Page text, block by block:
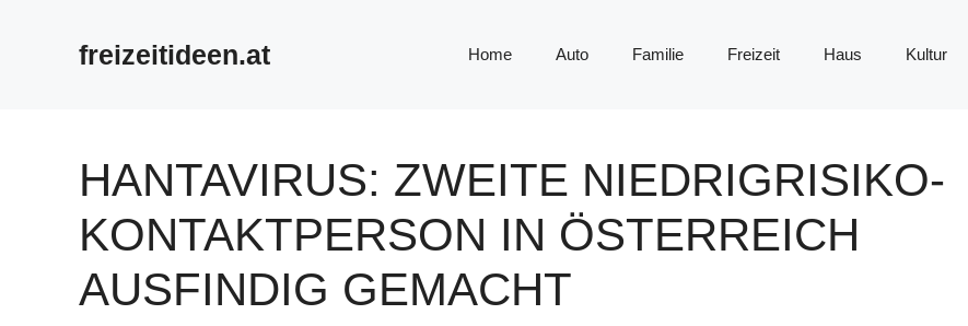
freizeitideen.at Home Auto Familie Freizeit Haus Kultur
HANTAVIRUS: ZWEITE NIEDRIGRISIKO-
KONTAKTPERSON IN ÖSTERREICH
AUSFINDIG GEMACHT